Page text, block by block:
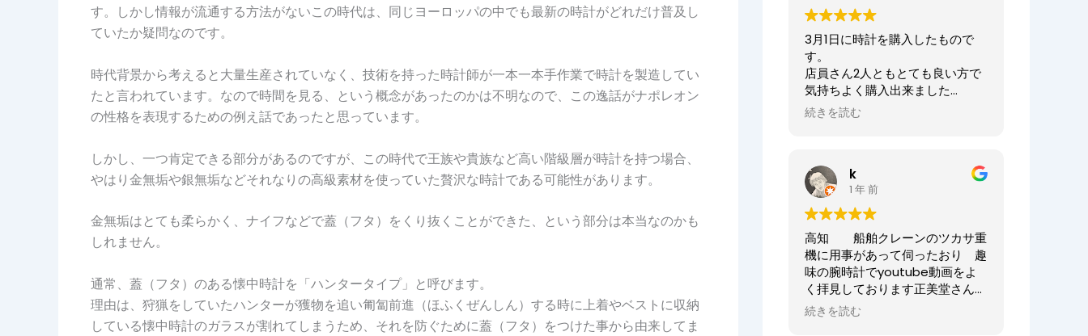
す。しかし情報が流通する方法がないこの時代は、同じヨーロッパの中でも最新の時計がどれだけ普及し
ていたか疑問なのです。
時代背景から考えると大量生産されていなく、技術を持った時計師が一本一本手作業で時計を製造してい
たと言われています。なので時間を見る、という概念があったのかは不明なので、この逸話がナポレオン
の性格を表現するための例え話であったと思っています。
しかし、一つ肯定できる部分があるのですが、この時代で王族や貴族など高い階級層が時計を持つ場合、
やはり金無垢や銀無垢などそれなりの高級素材を使っていた贅沢な時計である可能性があります。
金無垢はとても柔らかく、ナイフなどで蓋（フタ）をくり抜くことができた、という部分は本当なのかも
しれません。
通常、蓋（フタ）のある懐中時計を「ハンタータイプ」と呼びます。
理由は、狩猟をしていたハンターが獲物を追い匍匐前進（ほふくぜんしん）する時に上着やベストに収納
している懐中時計のガラスが割れてしまうため、それを防ぐために蓋（フタ）をつけた事から由来してま
この度は大切な時計の修理をお任
せいただき誠にありがとうござい
ます。
また、嬉しい口コミも誠にありが
とうございます！！
何度も来ていただき申し訳ござい
ませんでした。
ル等、永くお付き合いいただけま
すと幸いです。
どうぞよろしくお願いいたしま
す。
正美堂時計店スタッフ
3月1日に時計を購入したもので
す。
店員さん2人ともとても良い方で
気持ちよく購入出来ました
ありがとうございました
この度は数ある時計店の中から当
店へご来店いただき誠にありがと
うございました。
また、嬉しいまで、誠に口コミい
ただきありがとうございます。
大切な時計選びにお立ち会いでき
てとても嬉しかったです
またベルトのサイズが合わなくな
続きを読む
k
1 年 前
高知 船舶クレーンのツカサ重
機に用事があって伺ったおり 趣
味の腕時計でyoutube動画をよ
く拝見しております正美堂さん
へ 冷やかしで伺ってしまいまし
た ゴメンなさい 小心者ですか
続きを読む